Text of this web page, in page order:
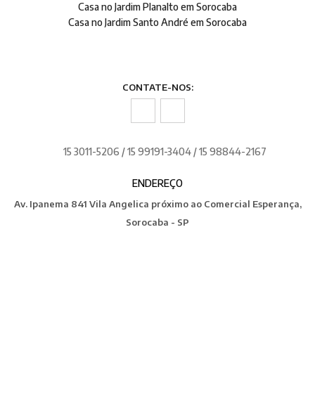
Casa no Jardim Planalto em Sorocaba
Casa no Jardim Santo André em Sorocaba
CONTATE-NOS:
15 3011-5206 / 15 99191-3404 / 15 98844-2167
ENDEREÇO
Av. Ipanema 841 Vila Angelica próximo ao Comercial Esperança,
Sorocaba - SP